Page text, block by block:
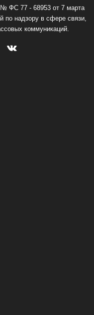
ФС 77 - 68953 от 7 марта
по надзору в сфере связи,
коммуникаций.